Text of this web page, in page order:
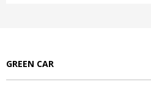
GREEN CAR